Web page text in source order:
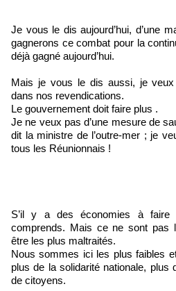
Je vous le dis aujourd’hui, d’une
gagnerons ce combat pour la
déjà gagné aujourd’hui.
Mais je vous le dis aussi, je
dans nos revendications.
Le gouvernement doit faire plus .
Je ne veux pas d’une mesure de
dit la ministre de l’outre-mer ; je
tous les Réunionnais !
S’il y a des économies à faire
comprends. Mais ce ne sont pas
être les plus maltraités.
Nous sommes ici les plus faibles
plus de la solidarité nationale, plus
de citoyens.